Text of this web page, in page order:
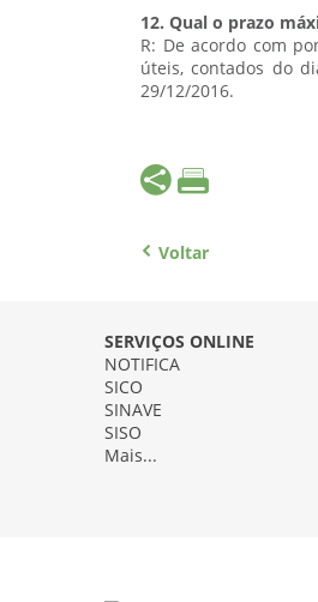
12. Qual o prazo
R: De acordo com
úteis, contados do
29/12/2016.
Voltar
SERVIÇOS ONLINE
NOTIFICA
SICO
SINAVE
SISO
Mais...